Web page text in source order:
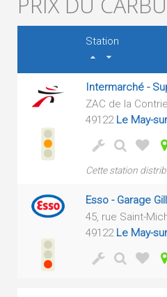
Station
Intermarché -
ZAC de la
49122 Le May-
Cette station
Esso - Garage
45, rue Saint-
49122 Le May-